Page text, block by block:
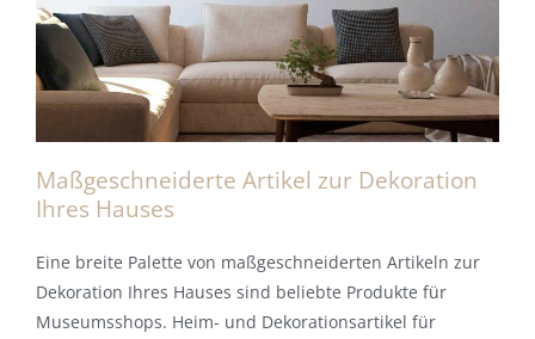
Maßgeschneiderte Artikel zur Dekoration
Ihres Hauses
Eine breite Palette von maßgeschneiderten Artikeln zur
Dekoration Ihres Hauses sind beliebte Produkte für
Museumsshops. Heim- und Dekorationsartikel für